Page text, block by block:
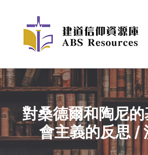
對桑德爾和陶尼
會主義的反思 /